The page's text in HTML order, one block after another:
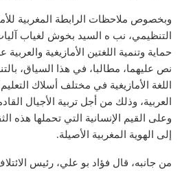
وبخصوص ملاحظات الرابطة المغربية
التنظيمي، نب ه السيد بخوش لغياب
حماية وتنمية اللغتين الأمازيغية
نص عليهما، مطالبا، في هذا السياق،
اللغة الأمازيغية في مختلف أسلاك
العربية، وذلك من أجل تربية الأجيال
وعلى القيم الإنسانية التي تحملها هذه
إلى الهوية المغربية الأصيلة.
من جانبه، قال فؤاد بو علي، رئيس